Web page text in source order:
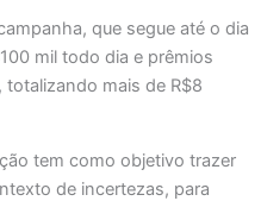
que segue até o dia
mil todo dia e prêmios
mais de R$8
tem como objetivo trazer
de incertezas, para